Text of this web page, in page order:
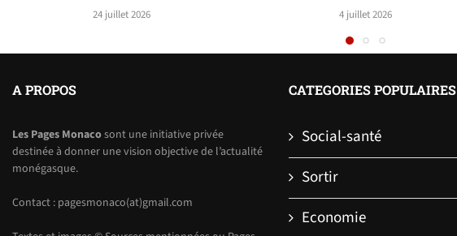
24 juillet 2026 4 juillet 2026
A PROPOS
Les Pages Monacosont une initiative privée
destinée à donner une vision objective de l’actualité
monégasque.
Contact : pagesmonaco(at)gmail.com
CATEGORIES POPULAIRES
Social-santé
Sortir
Economie